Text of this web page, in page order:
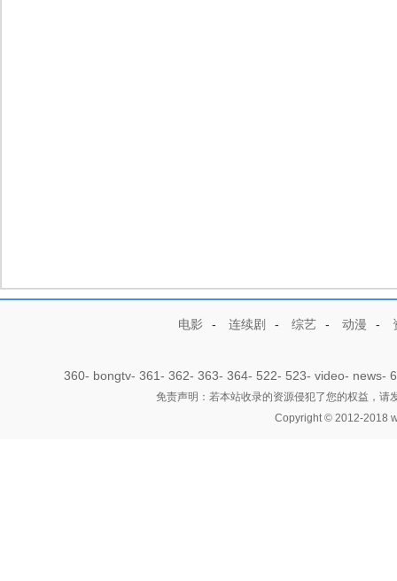
电影 - 连续剧 - 综艺 - 动漫 -
360- bongtv- 361- 362- 363- 364- 522- 523- video- news-
免责声明：若本站收录的资源侵犯了您的权益，
Copyright © 2012-2018